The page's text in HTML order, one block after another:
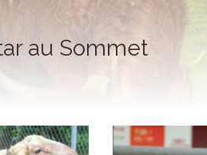
au Sommet